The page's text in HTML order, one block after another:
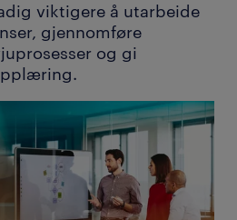
viktigere å utarbeide
gjennomføre
og gi